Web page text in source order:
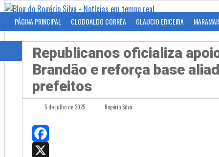
PÁGINA PRINCIPAL CLODOALDO CORRÊA GLAUCIO ERICEIRA
Republicanos oficializa
Brandão e reforça base
prefeitos
5 de julho de 2025 Rogério Silva
Facebook